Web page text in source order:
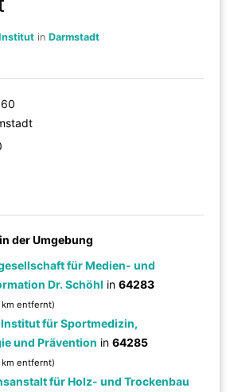
inDarmstadt
der Umgebung
für Medien- und
Dr. Schöhl in64283
km entfernt)
für Sportmedizin,
und Prävention in64285
km entfernt)
für Holz- und Trockenbau